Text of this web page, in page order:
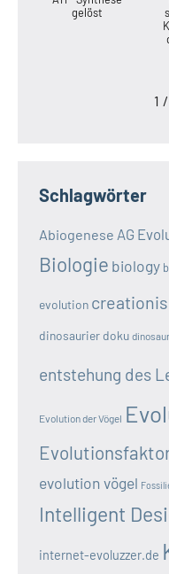
gelöst
1 /
Schlagwörter
Abiogenese AG
Biologie biology
evolution
dinosaurier doku
entstehung des
Evolution der Vögel
evolution vögel
Intelligent
internet-evoluzzer.de